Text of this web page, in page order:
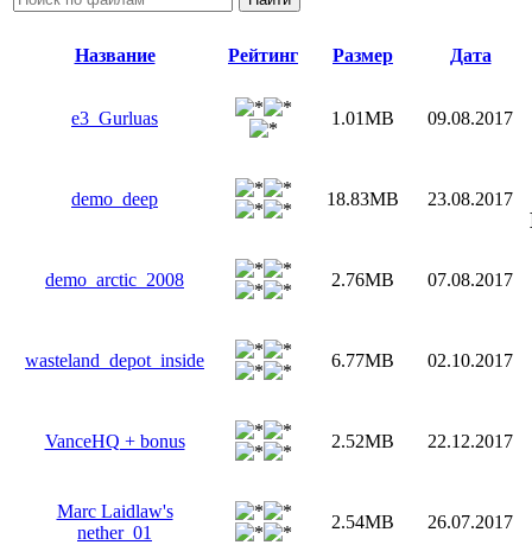
Название Рейтинг Размер Дата
e3_Gurluas 1.01MB 09.08.2017
demo_deep 18.83MB 23.08.2017
demo_arctic_2008 2.76MB 07.08.2017
wasteland_depot_inside 6.77MB 02.10.2017
VanceHQ + bonus 2.52MB 22.12.2017
Marc Laidlaw's
nether_01
2.54MB 26.07.2017